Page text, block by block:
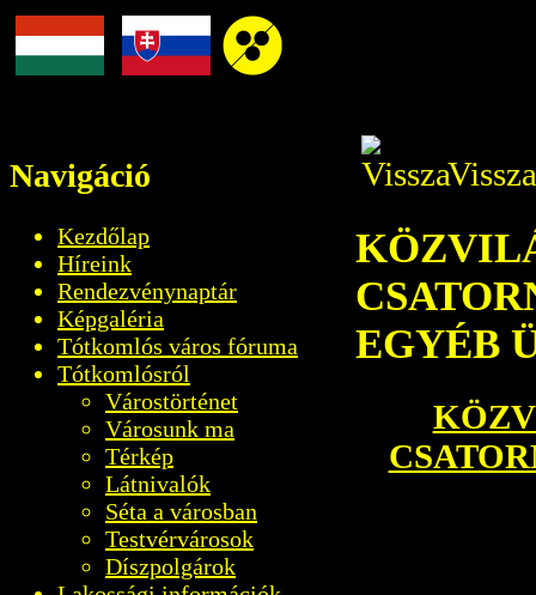
EGYÉB
Navigáció
Kezdőlap
Híreink
Rendezvénynaptár
Képgaléria
Tótkomlós város fóruma
Tótkomlósról
Várostörténet
Városunk ma
Térkép
Látnivalók
Séta a városban
Testvérvárosok
Díszpolgárok